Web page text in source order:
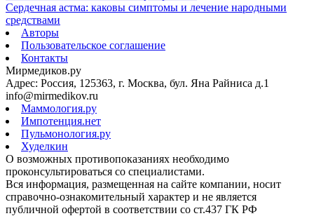
Сердечная астма: каковы симптомы и лечение народными
средствами
Авторы
Пользовательское соглашение
Контакты
Мирмедиков.ру
Адрес: Россия, 125363, г. Москва, бул. Яна Райниса д.1
info@mirmedikov.ru
Маммология.ру
Импотенция.нет
Пульмонология.ру
Худелкин
О возможных противопоказаниях необходимо
проконсультироваться со специалистами.
Вся информация, размещенная на сайте компании, носит
справочно-ознакомительный характер и не является
публичной офертой в соответствии со ст.437 ГК РФ